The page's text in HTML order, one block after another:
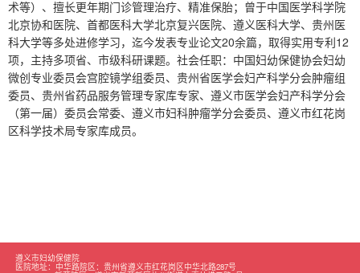
科学院北京协和医院、首都医
科大学北京复兴医院、遵义医
科大学、贵州医科大学等多处
进修学习，迄今发表专业论文
20余篇，取得实用专利12项，
主持多项省、市级科研课题。
市医学会妇产科学分会（第一
术等）、擅长更年期门诊管理治疗、精准保胎；曾于中国医学科学院
北京协和医院、首都医科大学北京复兴医院、遵义医科大学、贵州医
科大学等多处进修学习，迄今发表专业论文20余篇，取得实用专利 12
项，主持多项省、市级科研课题。社会任职：中国妇幼保健协会妇幼
微创专业委员会宫腔镜学组委员、贵州省医学会妇产科学分会肿瘤组
委员、贵州省药品服务管理专家库专家、遵义市医学会妇产科学分会
（第一届）委员会常委、遵义市妇科肿瘤学分会委员、遵义市红花岗
区科学技术局专家库成员。
遵义市妇幼保健院
医院地址： 中华路院区：贵州省遵义市红花岗区中华北路287号